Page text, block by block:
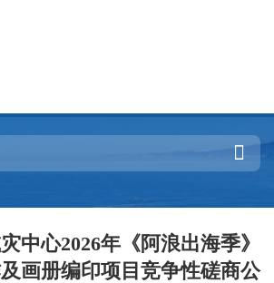

中心2026年《阿浪出海季》
画册编印项目竞争性磋商公